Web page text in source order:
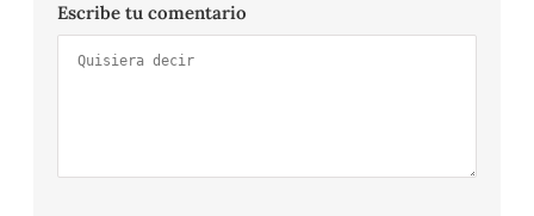
Escribe tu comentario